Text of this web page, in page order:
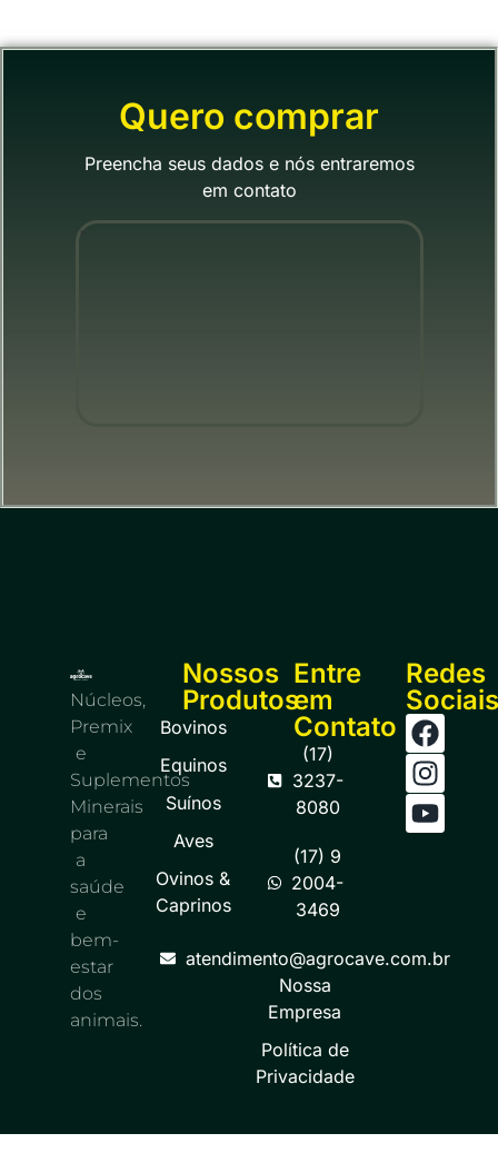
Quero comprar
Preencha seus dados e nós entraremos
em contato
"
Núcleos,
Premix
e
Suplementos
Minerais
para
a
saúde
e
bem-
estar
dos
animais.
Nossos
Produtos
Bovinos
Equinos
Suínos
Aves
Ovinos &
Caprinos
Entre
em
Contato
(17)
3237-
8080
(17) 9
2004-
3469
atendimento@agrocave.com.br
Nossa
Empresa
Política de
Privacidade
Redes